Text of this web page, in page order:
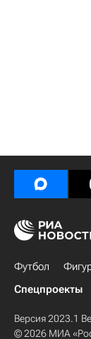
Футбол
Спецпроекты
Версия 2023.1
© 2026 МИА